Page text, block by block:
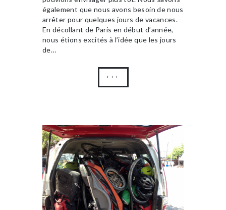
également que nous avons besoin de nous
arrêter pour quelques jours de vacances.
En décollant de Paris en début d’année,
nous étions excités à l’idée que les jours
de…
+++